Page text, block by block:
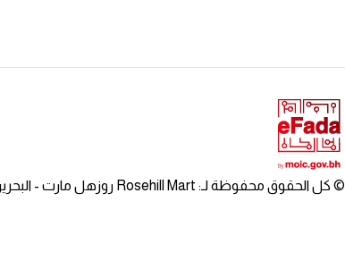
© كل الحقوق محفوظة لـ: Rosehill Mart روزهل مارت - البحرين